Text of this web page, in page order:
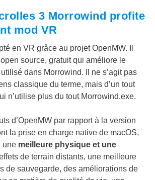
3 Morrowind profite
mod VR
en VR grâce au projet OpenMW. Il
open source, gratuit qui améliore le
dans Morrowind. Il ne s’agit pas
classique du terme, mais d’un tout
n’utilise plus du tout Morrowind.exe.
d’OpenMW par rapport à la version
la prise en charge native de macOS,
une meilleure physique et une
de terrain distants, une meilleure
de sauvegarde, des améliorations de